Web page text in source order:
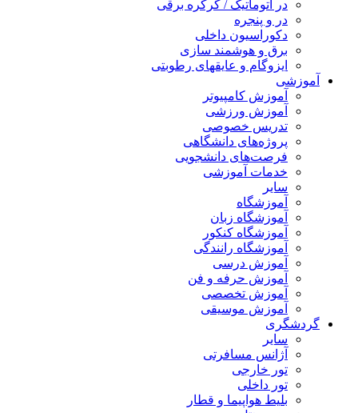
در اتوماتیک / کرکره برقی
در و پنجره
دکوراسیون داخلی
برق و هوشمند سازی
ایزوگام و عایقهای رطوبتی
آموزشی
آموزش کامپیوتر
آموزش ورزشی
تدریس خصوصی
پروژه‌های دانشگاهی
فرصت‌های دانشجویی
خدمات آموزشی
سایر
آموزشگاه
آموزشگاه زبان
آموزشگاه کنکور
آموزشگاه رانندگی
آموزش درسی
آموزش حرفه و فن
آموزش تخصصی
آموزش موسیقی
گردشگری
سایر
آژانس مسافرتی
تور خارجی
تور داخلی
بلیط هواپیما و قطار